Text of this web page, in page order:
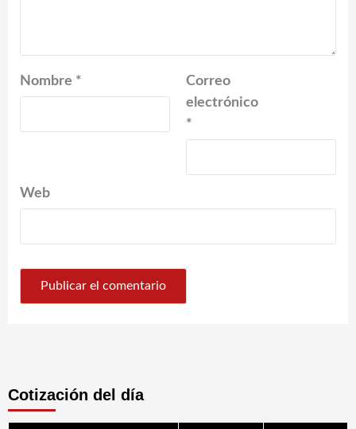
Nombre *
Correo
electrónico
*
Web
Cotización del día